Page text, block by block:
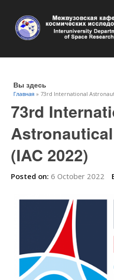
Вы здесь
Главная » 73rd International
73rd
(IAC 2022)
Posted on: 6 October 2022